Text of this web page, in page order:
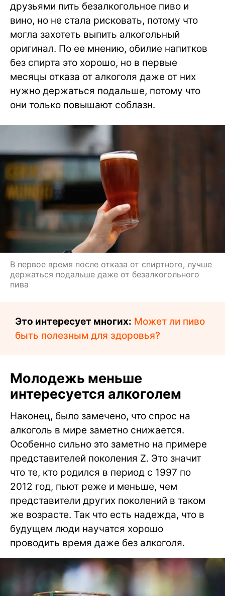
друзьями пить безалкогольное пиво и
вино, но не стала рисковать, потому что
могла захотеть выпить алкогольный
оригинал. По ее мнению, обилие напитков
без спирта это хорошо, но в первые
месяцы отказа от алкоголя даже от них
нужно держаться подальше, потому что
они только повышают соблазн.
В первое время после отказа от спиртного, лучше
держаться подальше даже от безалкогольного
пива
Это интересует многих: Может ли пиво
быть полезным для здоровья?
Молодежь меньше
интересуется алкоголем
Наконец, было замечено, что спрос на
алкоголь в мире заметно снижается.
Особенно сильно это заметно на примере
представителей поколения Z. Это значит
что те, кто родился в период с 1997 по
2012 год, пьют реже и меньше, чем
представители других поколений в таком
же возрасте. Так что есть надежда, что в
будущем люди научатся хорошо
проводить время даже без алкоголя.